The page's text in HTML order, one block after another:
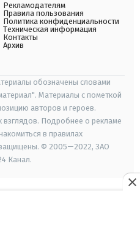
Рекламодателям
Правила пользования
Политика конфиденциальности
Техническая информация
Контакты
Архив
обозначены словами
Материалы с пометкой
авторов и героев.
взглядов. Подробнее о рекламе
в правилах
защищены. © 2005—2022, ЗАО
Канал.